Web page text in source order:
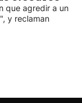
que agredir a un
y reclaman